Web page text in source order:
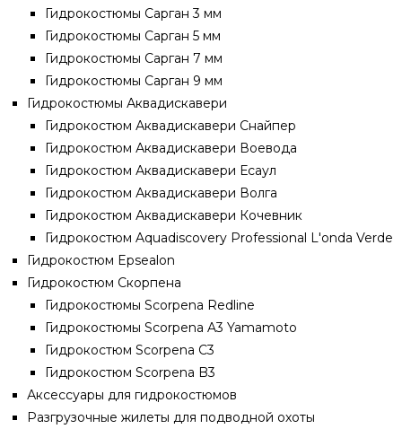
Гидрокостюмы Сарган 3 мм
Гидрокостюмы Сарган 5 мм
Гидрокостюмы Сарган 7 мм
Гидрокостюмы Сарган 9 мм
Гидрокостюмы Аквадискавери
Гидрокостюм Аквадискавери Снайпер
Гидрокостюм Аквадискавери Воевода
Гидрокостюм Аквадискавери Есаул
Гидрокостюм Аквадискавери Волга
Гидрокостюм Аквадискавери Кочевник
Гидрокостюм Aquadiscovery Professional L'onda Verde
Гидрокостюм Epsealon
Гидрокостюм Скорпена
Гидрокостюмы Scorpena Redline
Гидрокостюмы Scorpena A3 Yamamoto
Гидрокостюм Scorpena C3
Гидрокостюм Scorpena B3
Аксессуары для гидрокостюмов
Разгрузочные жилеты для подводной охоты